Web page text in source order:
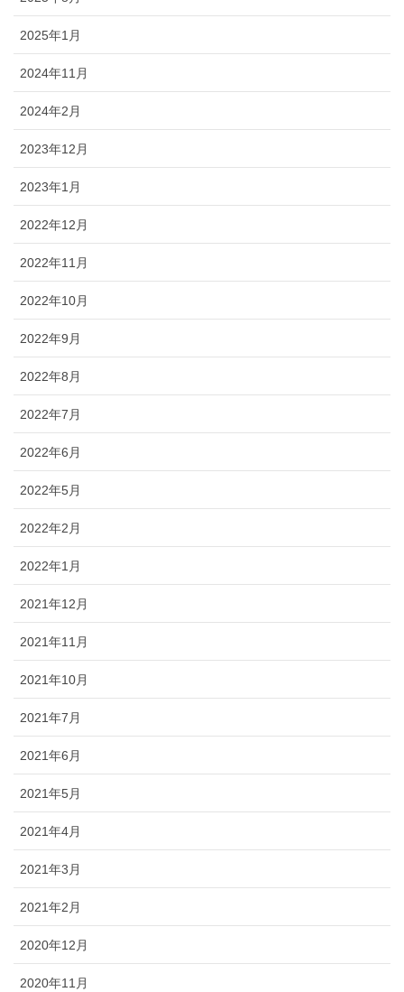
2025年1月
2024年11月
2024年2月
2023年12月
2023年1月
2022年12月
2022年11月
2022年10月
2022年9月
2022年8月
2022年7月
2022年6月
2022年5月
2022年2月
2022年1月
2021年12月
2021年11月
2021年10月
2021年7月
2021年6月
2021年5月
2021年4月
2021年3月
2021年2月
2020年12月
2020年11月